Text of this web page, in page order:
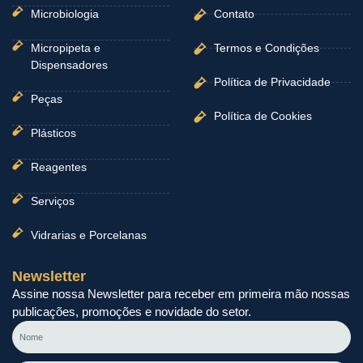
Microbiologia
Micropipeta e
Dispensadores
Peças
Plásticos
Reagentes
Serviços
Vidrarias e Porcelanas
Contato
Termos e Condições
Política de Privacidade
Política de Cookies
Newsletter
Assine nossa Newsletter para receber em primeira mão nossas
publicações, promoções e novidade do setor.
Nome